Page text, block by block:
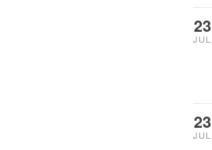
23
JUL
23
JUL